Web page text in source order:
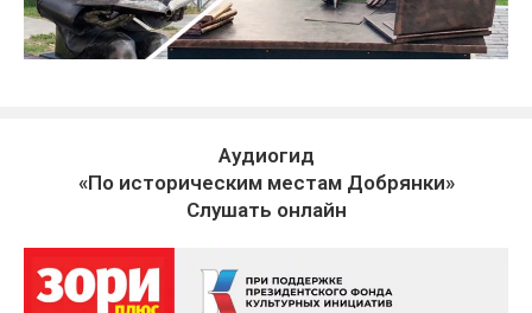
Аудиогид
«По историческим местам Добрянки»
Слушать онлайн